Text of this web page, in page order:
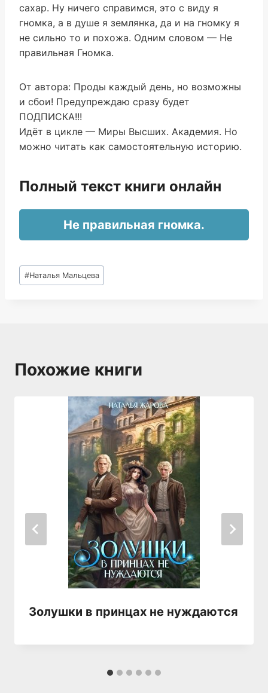
сахар. Ну ничего справимся, это с виду я
гномка, а в душе я землянка, да и на гномку я
не сильно то и похожа. Одним словом — Не
правильная Гномка.
От автора: Проды каждый день, но возможны
и сбои! Предупреждаю сразу будет
ПОДПИСКА!!!
Идёт в цикле — Миры Высших. Академия. Но
можно читать как самостоятельную историю.
Полный текст книги онлайн
Не правильная гномка.
Метки
записи:
#Наталья Мальцева
Похожие книги
Золушки в принцах не нуждаются